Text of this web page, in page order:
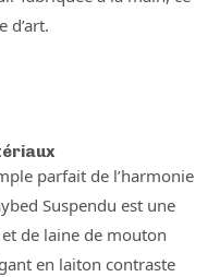
d’art.
parfait de l’harmonie
Suspendu est une
de laine de mouton
en laiton contraste